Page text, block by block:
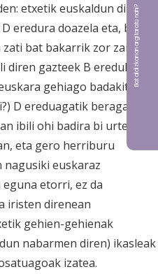
etxetik euskaldun diren
eredura doazela eta, beraz,
bat bakarrik zor zaiola
gazteek B eredukoek
gehiago badakite ez
D ereduagatik beragatik.
ibili ohi badira bi urtetik
eta gero herriburu
nagusiki euskaraz
etorri, ez da
iristen direnean
gehien-gehienak
nabarmen diren) ikasleak
izatea.
Bat aldizkarian argitaratu nahi?